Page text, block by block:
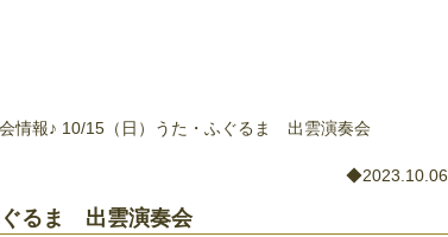
情報♪ 10/15（日）うた・ふぐるま 出雲演奏会
◆2023.10.06
ぐるま 出雲演奏会